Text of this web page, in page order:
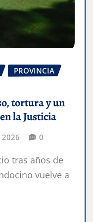
PROVINCIA
tortura y un
la Justicia
2026 0
tras años de
vuelve a